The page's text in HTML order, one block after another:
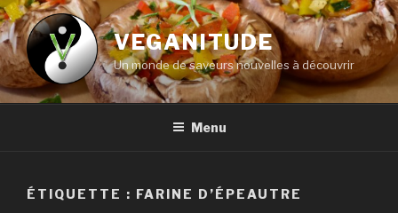
Aller
au
contenu
principal
VEGANITUDE
Un monde de saveurs nouvelles à découvrir
Menu
ÉTIQUETTE : FARINE D’ÉPEAUTRE